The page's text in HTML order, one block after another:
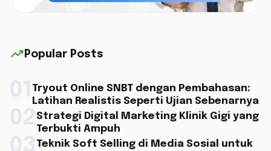
trending_up Popular Posts
Tryout Online SNBT dengan Pembahasan:
Latihan Realistis Seperti Ujian Sebenarnya
Strategi Digital Marketing Klinik Gigi yang
Terbukti Ampuh
Teknik Soft Selling di Media Sosial untuk